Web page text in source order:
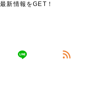
新情報をGET！